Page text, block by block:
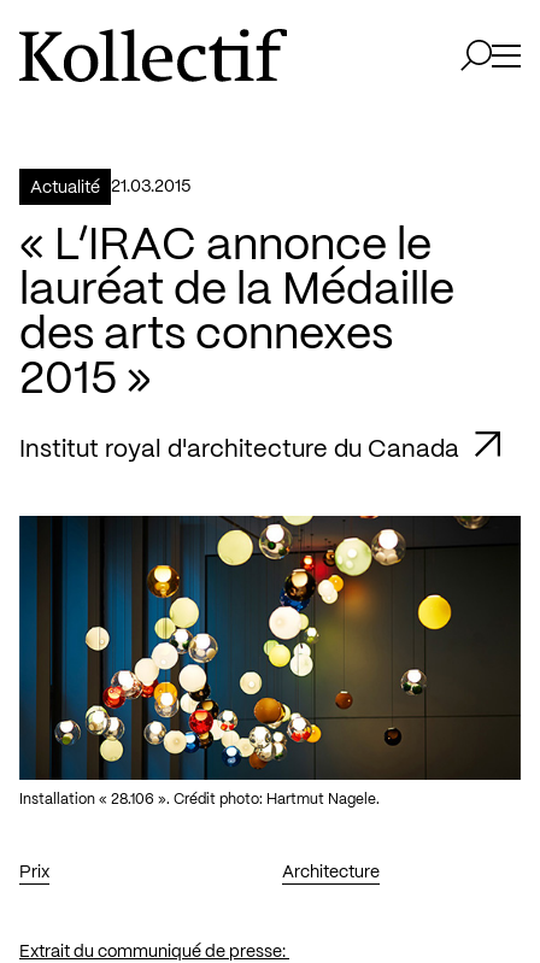
Aller à la page d'accueil
Logo Kollectif
Actualité 21.03.2015
« L’IRAC annonce le
lauréat de la Médaille
des arts connexes
2015 »
Institut royal d'architecture du Canada
Prix Architecture
Installation « 28.106 ». Crédit photo: Hartmut Nagele.
Extrait du communiqué de presse: